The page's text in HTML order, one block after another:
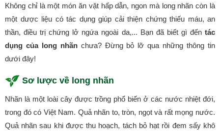
Không chỉ là một món ăn vặt hấp dẫn, ngon mà long nhãn còn là
một dược liệu có tác dụng giúp cải thiện chứng thiếu máu, an
thần, điều trị chứng lở ngứa ngoài da,... Bạn đã biết gì đến tác
dụng của long nhãnchưa? Đừng bỏ lỡ qua những thông tin
dưới đây!
Sơ lược về long nhãn
Nhãn là một loài cây được trồng phổ biến ở các nước nhiệt đới,
trong đó có Việt Nam. Quả nhãn to, tròn, ngọt và rất mọng nước.
Quả nhãn sau khi được thu hoạch, tách bỏ hạt rồi đem sấy khô